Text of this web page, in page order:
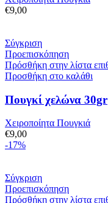
€9,00
Σύγκριση
Προεπισκόπηση
Πρόσθήκη στην λίστα
Προσθήκη στο καλάθι
Πουγκί χελώνα 30gr
Χειροποίητα Πουγκιά
€9,00
-17%
Σύγκριση
Προεπισκόπηση
Πρόσθήκη στην λίστα